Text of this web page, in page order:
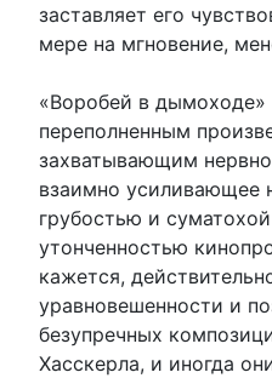
заставляет его
мере на мгновение,
«Воробей в
переполненным
захватывающим
взаимно усиливающее
грубостью и
утонченностью
кажется,
уравновешенности и
безупречных
Хасскерла, и иногда